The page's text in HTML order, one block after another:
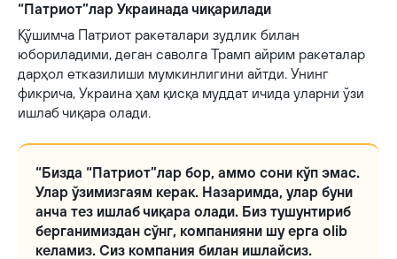
“Патриот”лар Украинада чиқарилади
Қўшимча Патриот ракеталари зудлик билан
юбориладими, деган саволга Трамп айрим ракеталар
дарҳол етказилиши мумкинлигини айтди. Унинг
фикрича, Украина ҳам қисқа муддат ичида уларни ўзи
ишлаб чиқара олади.
“Бизда “Патриот”лар бор, аммо сони кўп эмас.
Улар ўзимизгаям керак. Назаримда, улар буни
анча тез ишлаб чиқара олади. Биз тушунтириб
берганимиздан сўнг, компанияни шу ерга olib
келамиз. Сиз компания билан ишлайсиз.